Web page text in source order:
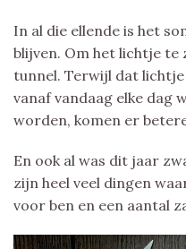
In al die ellende is het
blijven. Om het lichtje te
tunnel. Terwijl dat
vanaf vandaag elke dag
worden, komen er
En ook al was dit jaar
zijn heel veel dingen
voor ben en een aantal